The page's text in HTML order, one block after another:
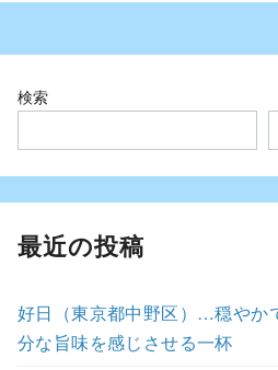
検索
最近の投稿
好日（東京都中野区）…穏やか
分な旨味を感じさせる一杯